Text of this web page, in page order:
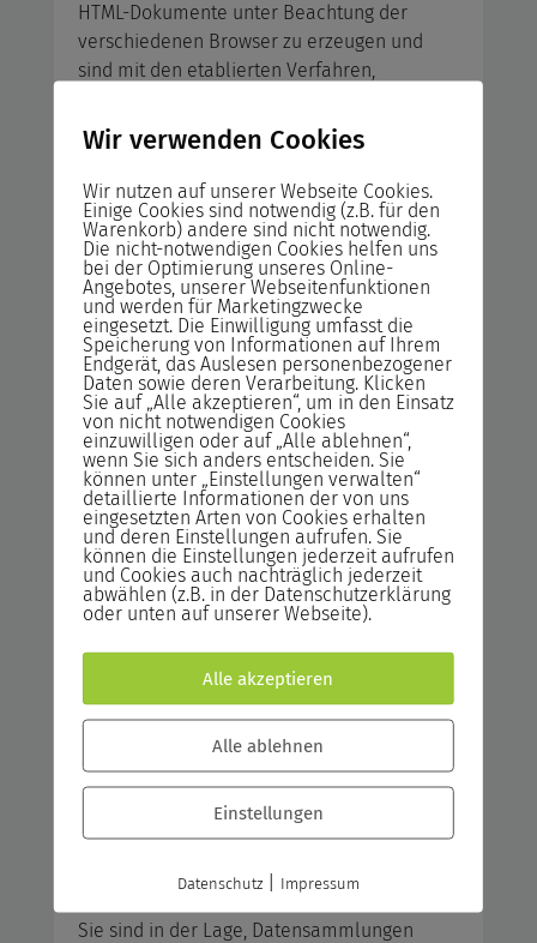
HTML-Dokumente unter Beachtung der
verschiedenen Browser zu erzeugen und
sind mit den etablierten Verfahren,
Gestaltungsmöglichkeiten jener
Programmiersprache vertraut.
HTML-Komplett
Nach diesem Seminar sind Sie in der Lage,
HTML-Dokumente unter Beachtung der
verschiedenen Browser zu entwickeln. Sie
sind mit den etablierten Verfahren,
Designelementen und
Gestaltungsmöglichkeiten von HTML5
vertraut.
HTML5 – Der professionelle
Einstieg in HTML, CSS und die
APIs
Sie sind in der Lage eigenständig Frontends
oder bestehende Projekte anzupassen.
Java/JSP/HTML/JDBC/XML
Komplett
Nach diesem Seminar verstehen Sie, warum
der Einsatz von Java im Zusammenhang mit
dynamischen Webanwendungen,
Sie sind in der Lage, Datensammlungen
Wir verwenden Cookies
Wir nutzen auf unserer Webseite Cookies.
Einige Cookies sind notwendig (z.B. für den
Warenkorb) andere sind nicht notwendig.
Die nicht-notwendigen Cookies helfen uns
bei der Optimierung unseres Online-
Angebotes, unserer Webseitenfunktionen
und werden für Marketingzwecke
eingesetzt. Die Einwilligung umfasst die
Speicherung von Informationen auf Ihrem
Endgerät, das Auslesen personenbezogener
Daten sowie deren Verarbeitung. Klicken
Sie auf „Alle akzeptieren“, um in den Einsatz
von nicht notwendigen Cookies
einzuwilligen oder auf „Alle ablehnen“,
wenn Sie sich anders entscheiden. Sie
können unter „Einstellungen verwalten“
detaillierte Informationen der von uns
eingesetzten Arten von Cookies erhalten
und deren Einstellungen aufrufen. Sie
können die Einstellungen jederzeit aufrufen
und Cookies auch nachträglich jederzeit
abwählen (z.B. in der Datenschutzerklärung
oder unten auf unserer Webseite).
Alle akzeptieren
Alle ablehnen
Einstellungen
Datenschutz| Impressum